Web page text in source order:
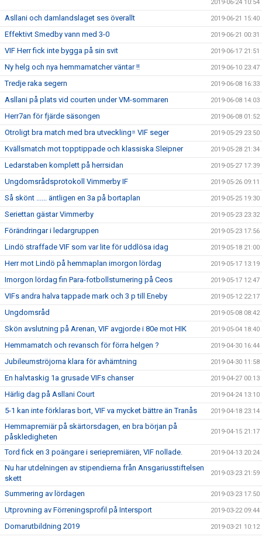
2019-06-24 10:54
Asllani och damlandslaget ses överallt 2019-06-21 15:40
Effektivt Smedby vann med 3-0 2019-06-21 00:31
VIF Herr fick inte bygga på sin svit 2019-06-17 21:51
Ny helg och nya hemmamatcher väntar !! 2019-06-10 23:47
Tredje raka segern 2019-06-08 16:33
Asllani på plats vid courten under VM-sommaren 2019-06-08 14:03
Herr7an för fjärde säsongen 2019-06-08 01:52
Otroligt bra match med bra utveckling= VIF seger 2019-05-29 23:50
Kvällsmatch mot topptippade och klassiska Sleipner 2019-05-28 21:34
Ledarstaben komplett på herrsidan 2019-05-27 17:39
Ungdomsrådsprotokoll Vimmerby IF 2019-05-26 09:11
Så skönt ...... äntligen en 3a på bortaplan 2019-05-25 19:30
Seriettan gästar Vimmerby 2019-05-23 23:32
Förändringar i ledargruppen 2019-05-23 17:56
Lindö straffade VIF som var lite för uddlösa idag 2019-05-18 21:00
Herr mot Lindö på hemmaplan imorgon lördag 2019-05-17 13:19
Imorgon lördag fin Para-fotbollsturnering på Ceos 2019-05-17 12:47
VIFs andra halva tappade mark och 3 p till Eneby 2019-05-12 22:17
Ungdomsråd 2019-05-08 08:42
Skön avslutning på Arenan, VIF avgjorde i 80e mot HIK 2019-05-04 18:40
Hemmamatch och revansch för förra helgen ? 2019-04-30 16:44
Jubileumströjorna klara för avhämtning 2019-04-30 11:58
En halvtaskig 1a grusade VIFs chanser 2019-04-27 00:13
Härlig dag på Asllani Court 2019-04-24 13:10
5-1 kan inte förklaras bort, VIF va mycket bättre än Tranås 2019-04-18 23:14
Hemmapremiär på skärtorsdagen, en bra början på
påskledigheten
2019-04-15 21:17
Tord fick en 3 poängare i seriepremiären, VIF nollade. 2019-04-13 20:24
Nu har utdelningen av stipendierna från Ansgariusstiftelsen
skett
2019-03-23 21:59
Summering av lördagen 2019-03-23 17:50
Utprovning av Förreningsprofil på Intersport 2019-03-22 09:44
Domarutbildning 2019 2019-03-21 10:12